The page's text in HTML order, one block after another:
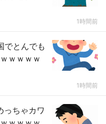
1時間前
でとんでも
ｗｗｗｗ
1時間前
っちゃカワ